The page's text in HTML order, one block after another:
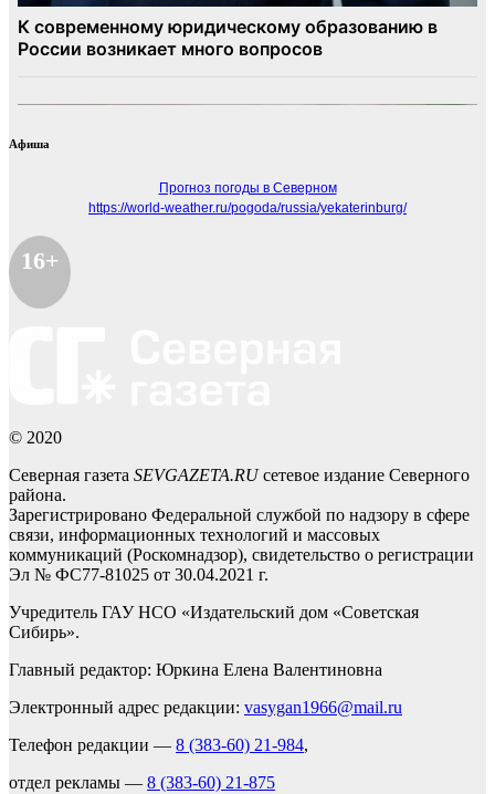
Афиша
Прогноз погоды в Северном
https://world-weather.ru/pogoda/russia/yekaterinburg/
16+
© 2020
Северная газета SEVGAZETA.RUсетевое издание Северного
района.
Зарегистрировано Федеральной службой по надзору в сфере
связи, информационных технологий и массовых
коммуникаций (Роскомнадзор), свидетельство о регистрации
Эл № ФС77-81025 от 30.04.2021 г.
Учредитель ГАУ НСО «Издательский дом «Советская
Сибирь».
Главный редактор: Юркина Елена Валентиновна
Электронный адрес редакции: vasygan1966@mail.ru
Телефон редакции — 8 (383-60) 21-984,
отдел рекламы — 8 (383-60) 21-875